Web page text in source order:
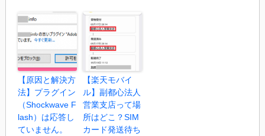
【原因と解決方
法】プラグイン
（Shockwave F
lash）は応答し
ていません。
【楽天モバイ
ル】副都心法人
営業支店って場
所はどこ？SIM
カード発送待ち